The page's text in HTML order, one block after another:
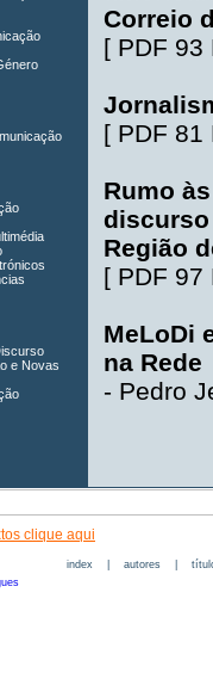
e Novas
Correio
[ PDF 93
[ PDF 81
Rumo
discurso
Região
[ PDF 97
MeLoDi
na Rede
- Pedro
clique aqui
index| autores|